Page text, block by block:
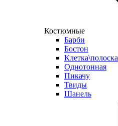
Костюмные
Барби
Бостон
Клетка\полоска
Однотонная
Пикачу
Твиды
Шанель